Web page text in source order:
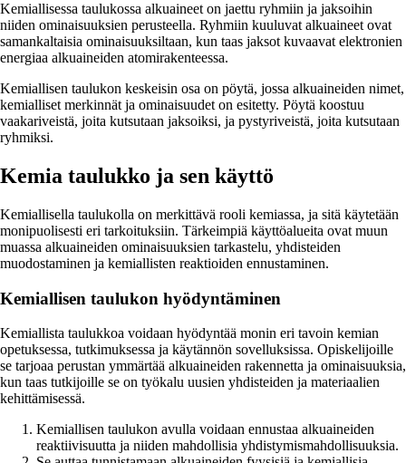
Kemiallisessa taulukossa alkuaineet on jaettu ryhmiin ja jaksoihin
niiden ominaisuuksien perusteella. Ryhmiin kuuluvat alkuaineet ovat
samankaltaisia ominaisuuksiltaan, kun taas jaksot kuvaavat elektronien
energiaa alkuaineiden atomirakenteessa.
Kemiallisen taulukon keskeisin osa on pöytä, jossa alkuaineiden nimet,
kemialliset merkinnät ja ominaisuudet on esitetty. Pöytä koostuu
vaakariveistä, joita kutsutaan jaksoiksi, ja pystyriveistä, joita kutsutaan
ryhmiksi.
Kemia taulukko ja sen käyttö
Kemiallisella taulukolla on merkittävä rooli kemiassa, ja sitä käytetään
monipuolisesti eri tarkoituksiin. Tärkeimpiä käyttöalueita ovat muun
muassa alkuaineiden ominaisuuksien tarkastelu, yhdisteiden
muodostaminen ja kemiallisten reaktioiden ennustaminen.
Kemiallisen taulukon hyödyntäminen
Kemiallista taulukkoa voidaan hyödyntää monin eri tavoin kemian
opetuksessa, tutkimuksessa ja käytännön sovelluksissa. Opiskelijoille
se tarjoaa perustan ymmärtää alkuaineiden rakennetta ja ominaisuuksia,
kun taas tutkijoille se on työkalu uusien yhdisteiden ja materiaalien
kehittämisessä.
Kemiallisen taulukon avulla voidaan ennustaa alkuaineiden
reaktiivisuutta ja niiden mahdollisia yhdistymismahdollisuuksia.